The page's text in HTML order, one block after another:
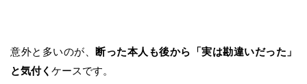
意外と多いのが、
断った本人も後から「実は勘違いだった」
と気付く ケースです。